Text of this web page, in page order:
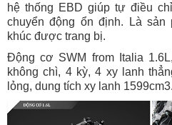
hệ thống EBD giúp tự điều
chuyển động ổn định. Là sản
khúc được trang bị.
Động cơ SWM from Italia
không chì, 4 kỳ, 4 xy lanh
lỏng, dung tích xy lanh 1599cm3.